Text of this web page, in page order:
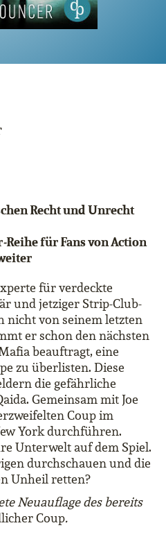
Recht und Unrecht
-Reihe für Fans von Action
für verdeckte
und jetziger Strip-Club-
nicht von seinem letzten
er schon den nächsten
beauftragt, eine
zu überlisten. Diese
die gefährliche
Gemeinsam mit Joe
Coup im
York durchführen.
Unterwelt auf dem Spiel.
durchschauen und die
Unheil retten?
Neuauflage des bereits
Coup.